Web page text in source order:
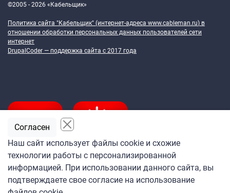
©2005 - 2026 «Кабельщик»
Политика сайта "Кабельщик" (интернет-адреса www.cableman.ru) в
отношении обработки персональных данных пользователей сети
интернет
DrupalCoder — поддержка сайта c 2017 года
Подпишитесь
на ежедневную рассылку
«Кабельщика»
Наш сайт использует файлы cookie и схожие
технологии работы с персонализированной
информацией. При использовании данного сайта, вы
подтверждаете свое согласие на использование
Согласен